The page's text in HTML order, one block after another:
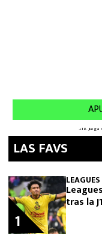
LAS FAVS
tras la
1